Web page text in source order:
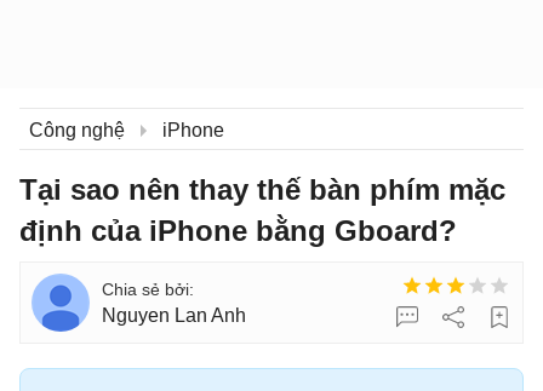
Công nghệ iPhone
Tại sao nên thay thế bàn phím mặc
định của iPhone bằng Gboard?
Nguyen Lan Anh